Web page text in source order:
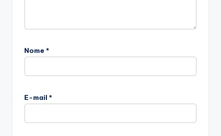
Nome *
E-mail *